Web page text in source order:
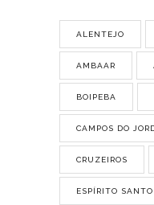
ALENTEJO
AMBAAR
BOIPEBA
CAMPOS DO
CRUZEIROS
ESPÍRITO SANTO